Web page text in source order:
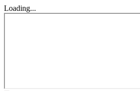
Loading...